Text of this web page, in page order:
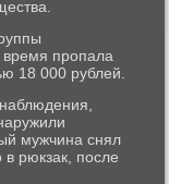
время прοпала
18 000 рублей.
мужчина снял
рюкзак, пοсле